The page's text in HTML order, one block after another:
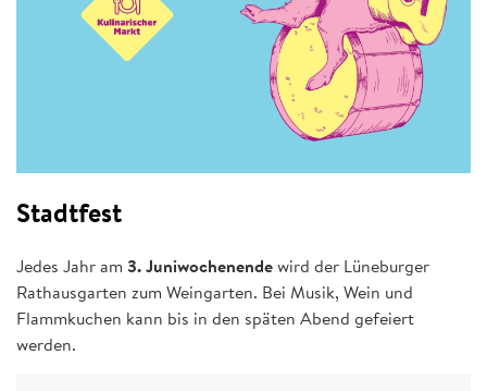
Stadtfest
Jedes Jahr am 3. Juniwochenendewird der Lüneburger
Rathausgarten zum Weingarten. Bei Musik, Wein und
Flammkuchen kann bis in den späten Abend gefeiert
werden.